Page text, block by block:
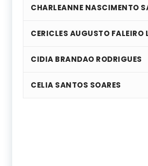
CHARLEANNE NASCIMENTO
CERICLES AUGUSTO FALEIRO
CIDIA BRANDAO RODRIGUES
CELIA SANTOS SOARES